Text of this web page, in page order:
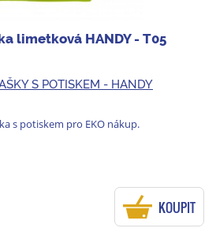
limetková HANDY - T05
S POTISKEM - HANDY
s potiskem pro EKO nákup.
KOUPIT